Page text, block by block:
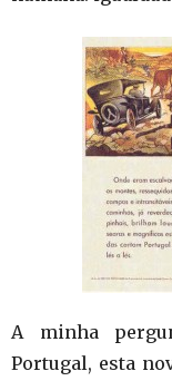
A minha
Portugal, esta